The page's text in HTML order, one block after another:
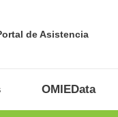
de Asistencia
OMIEData